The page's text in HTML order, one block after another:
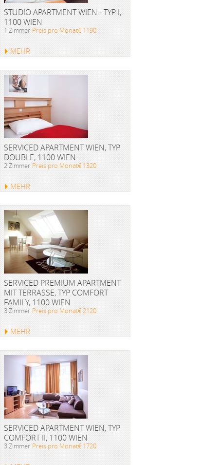
STUDIO APARTMENT WIEN - TYP I,
1100 WIEN
1 Zimmer Preis pro Monat€ 1190
MEHR
SERVICED APARTMENT WIEN, TYP
DOUBLE, 1100 WIEN
2 Zimmer Preis pro Monat€ 1320
MEHR
SERVICED PREMIUM APARTMENT
MIT TERRASSE, TYP COMFORT
FAMILY, 1100 WIEN
3 Zimmer Preis pro Monat€ 2120
MEHR
SERVICED APARTMENT WIEN, TYP
COMFORT II, 1100 WIEN
3 Zimmer Preis pro Monat€ 1720